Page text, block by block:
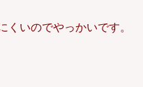
くいのでやっかいです。